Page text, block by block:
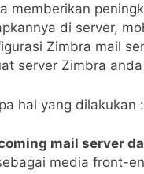
memberikan
di server,
Zimbra mail
server Zimbra
hal yang dilakukan :
mail server
media front-